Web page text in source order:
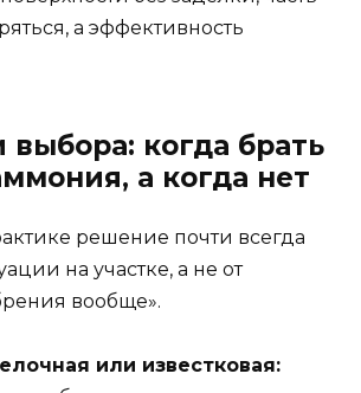
а эффективность
когда брать
а когда нет
решение почти всегда
на участке, а не от
вообще».
или известковая: